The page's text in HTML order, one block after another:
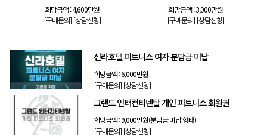
희망금액 :4,600만원
[구매문의] [상담신청]
희망금액 :3,000만원
[구매문의] [상담신청]
신라호텔 피트니스 여자 분담금 미납
희망금액 :6,000만원
[구매문의] [상담신청]
그랜드 인터컨티넨탈 개인 피트니스 회원권
희망금액 :9,000만원(분담금 미납 형태)
[구매문의] [상담신청]